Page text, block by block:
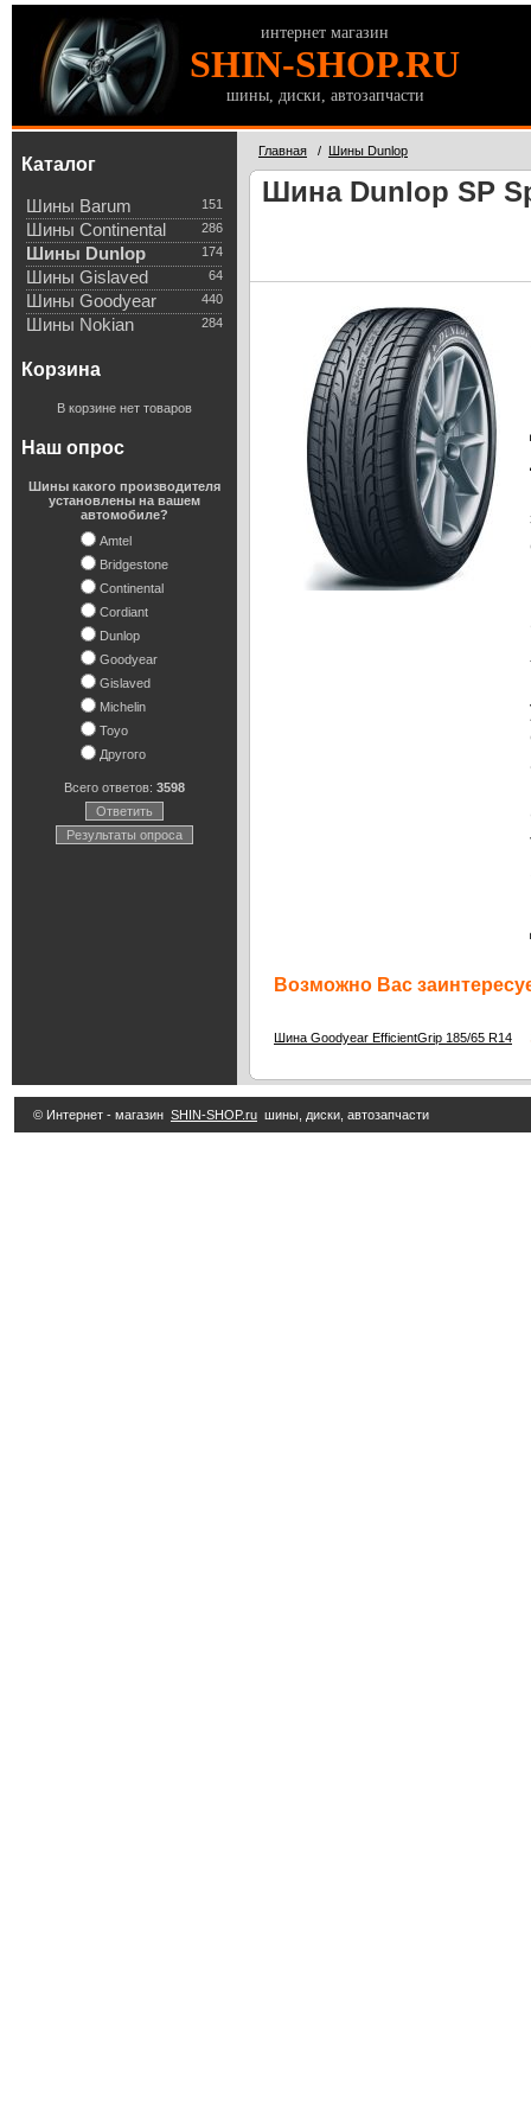
интернет магазин
SHIN-SHOP.RU
шины, диски, автозапчасти
Каталог
151
Шины Barum
286
Шины Continental
174
Шины Dunlop
64
Шины Gislaved
440
Шины Goodyear
284
Шины Nokian
Корзина
В корзине нет товаров
Наш опрос
Шины какого производителя
установлены на вашем
автомобиле?
Amtel
Bridgestone
Continental
Cordiant
Dunlop
Goodyear
Gislaved
Michelin
Toyo
Другого
Всего ответов: 3598
Ответить
Результаты опроса
Главная / Шины Dunlop
Шина Dunlop SP
Возможно Вас
Шина Goodyear EfficientGrip 185/65 R14
© Интернет - магазин SHIN-SHOP.ru шины, диски, автозапчасти